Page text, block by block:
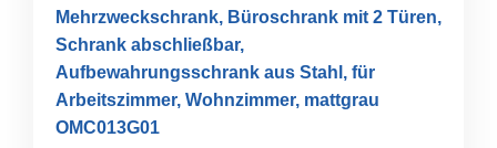
Mehrzweckschrank, Büroschrank mit 2 Türen,
Schrank abschließbar,
Aufbewahrungsschrank aus Stahl, für
Arbeitszimmer, Wohnzimmer, mattgrau
OMC013G01